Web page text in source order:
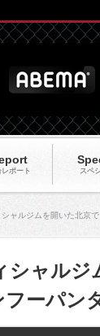
レポート スペ
シャルジムを開いた北京
シャル
ーパン